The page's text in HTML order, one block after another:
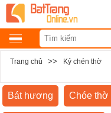
Trang chủ >> Kỷ chén thờ
Bát hương Chóe thờ